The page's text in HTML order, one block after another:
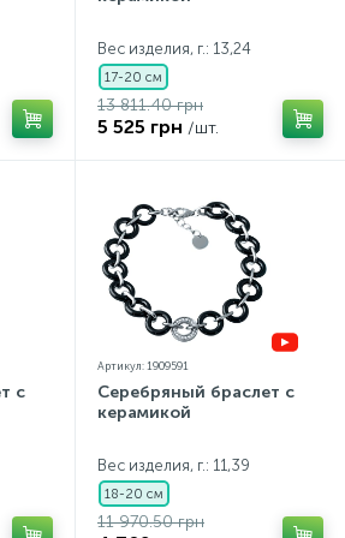
Вес изделия, г.: 13,24
17-20 см
13 811.40 грн
5 525 грн /шт.
с
Артикул: 1909591
Серебряный браслет с
керамикой
Вес изделия, г.: 11,39
18-20 см
11 970.50 грн
вставками
и Сохрани
с бриллиантами
вставками
леске
с бриллиантами
вставками